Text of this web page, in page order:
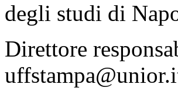
degli studi di
Direttore